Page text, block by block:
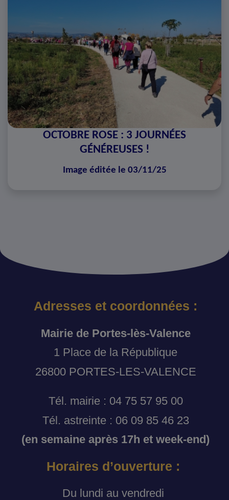
OCTOBRE ROSE : 3 JOURNÉES
GÉNÉREUSES !
Image éditée le 03/11/25
Adresses et coordonnées :
Mairie de Portes-lès-Valence
1 Place de la République
26800 PORTES-LES-VALENCE
Tél. mairie : 04 75 57 95 00
Tél. astreinte : 06 09 85 46 23
(en semaine après 17h et week-end)
Horaires d’ouverture :
Du lundi au vendredi